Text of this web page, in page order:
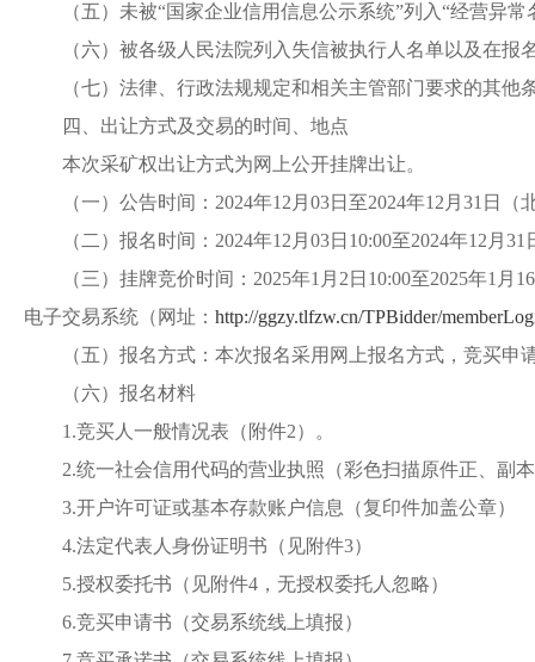
（五）未被“国家企业信用信息公示系统”列入“经营异
（六）被各级人民法院列入失信被执行人名单以及在
（七）法律、行政法规规定和相关主管部门要求的其他
四、出让方式及交易的时间、地点
本次采矿权出让方式为网上公开挂牌出让。
（一）公告时间： 2024年12 月 03日至2024年12 月 31 日（
（二）报名时间： 2024年12 月 03日 10:00至2024年12 月 31
（三）挂牌竞价时间： 2025年1 月 2 日 10:00至2025年1 月 16
电子交易系统（网址： http://ggzy.tlfzw.cn/TPBidder/
（五）报名方式：本次报名采用网上报名方式，竞买申
（六）报名材料
1.竞买人一般情况表（附件2）。
2.统一社会信用代码的营业执照（彩色扫描原件正、副
3.开户许可证或基本存款账户信息（复印件加盖公章）
4.法定代表人身份证明书 （见附件3）
5.授权委托书（见附件4，无授权委托人忽略）
6.竞买申请书（交易系统线上填报）